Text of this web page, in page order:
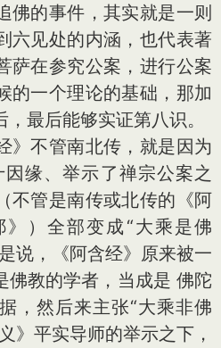
佛的事件，其实就是一则
六见处的内涵，也代表著
萨在参究公案，进行公案
的一个理论的基础，那加
，最后能够实证第八识。
不管南北传，就是因为
缘、举示了禅宗公案之
不管是南传或北传的《阿
）全部变成“大乘是佛
说，《阿含经》原来被一
佛教的学者，当成是 佛陀
，然后来主张“大乘非佛
》平实导师的举示之下，